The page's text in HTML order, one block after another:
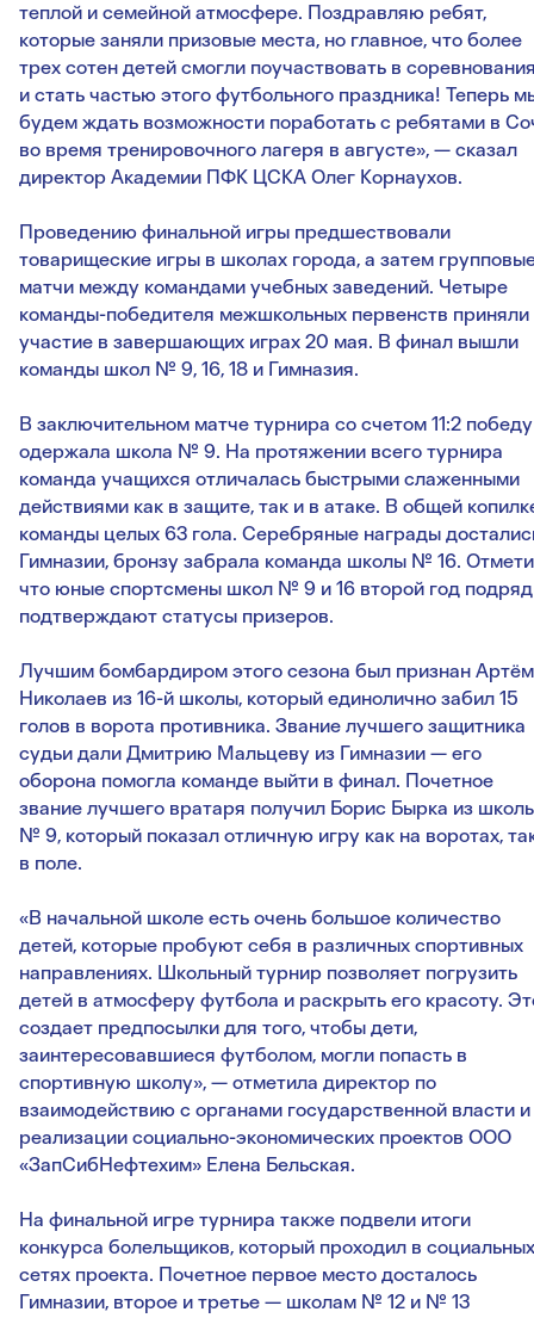
теплой и семейной атмосфере. Поздравляю ребят,
которые заняли призовые места, но главное, что более
трех сотен детей смогли поучаствовать в
и стать частью этого футбольного праздника! Теперь
будем ждать возможности поработать с ребятами в
во время тренировочного лагеря в августе», — сказал
директор Академии ПФК ЦСКА Олег Корнаухов.
Проведению финальной игры предшествовали
товарищеские игры в школах города, а затем
матчи между командами учебных заведений. Четыре
команды-победителя межшкольных первенств приняли
участие в завершающих играх 20 мая. В финал вышли
команды школ № 9, 16, 18 и Гимназия.
В заключительном матче турнира со счетом 11:2 победу
одержала школа № 9. На протяжении всего турнира
команда учащихся отличалась быстрыми слаженными
действиями как в защите, так и в атаке. В общей
команды целых 63 гола. Серебряные награды
Гимназии, бронзу забрала команда школы № 16.
что юные спортсмены школ № 9 и 16 второй год подряд
подтверждают статусы призеров.
Лучшим бомбардиром этого сезона был признан Артём
Николаев из 16-й школы, который единолично забил 15
голов в ворота противника. Звание лучшего защитника
судьи дали Дмитрию Мальцеву из Гимназии — его
оборона помогла команде выйти в финал. Почетное
звание лучшего вратаря получил Борис Бырка из
№ 9, который показал отличную игру как на воротах,
в поле.
«В начальной школе есть очень большое количество
детей, которые пробуют себя в различных спортивных
направлениях. Школьный турнир позволяет погрузить
детей в атмосферу футбола и раскрыть его красоту.
создает предпосылки для того, чтобы дети,
заинтересовавшиеся футболом, могли попасть в
спортивную школу», — отметила директор по
взаимодействию с органами государственной власти и
реализации социально-экономических проектов ООО
«ЗапСибНефтехим» Елена Бельская.
На финальной игре турнира также подвели итоги
конкурса болельщиков, который проходил в социальных
сетях проекта. Почетное первое место досталось
Гимназии, второе и третье — школам № 12 и № 13